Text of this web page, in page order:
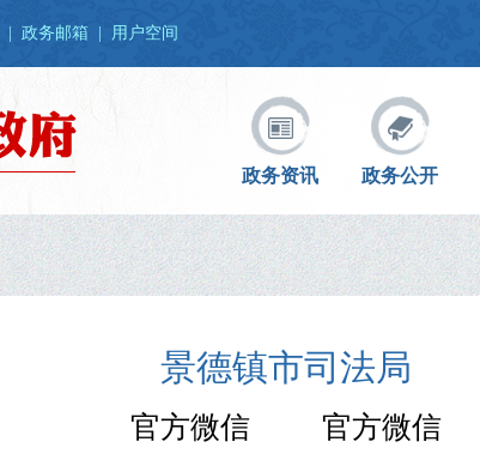
政务邮箱 用户空间
政务资讯 政务公开
景德镇市司法局
官方微信 官方微信